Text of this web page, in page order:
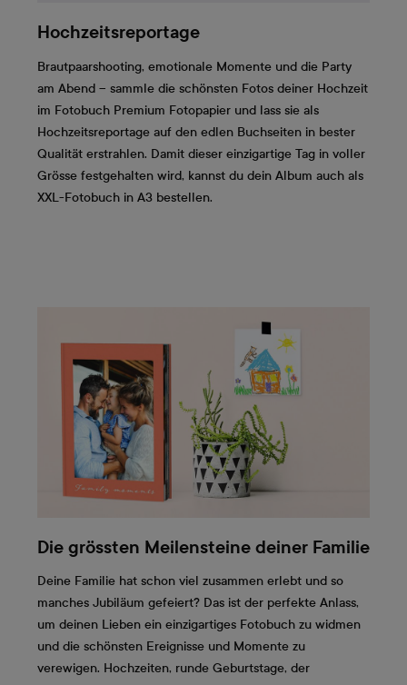
Hochzeitsreportage
Brautpaarshooting, emotionale Momente und die Party
am Abend – sammle die schönsten Fotos deiner Hochzeit
im Fotobuch Premium Fotopapier und lass sie als
Hochzeitsreportage auf den edlen Buchseiten in bester
Qualität erstrahlen. Damit dieser einzigartige Tag in voller
Grösse festgehalten wird, kannst du dein Album auch als
XXL-Fotobuch in A3 bestellen.
Die grössten Meilensteine deiner Familie
Deine Familie hat schon viel zusammen erlebt und so
manches Jubiläum gefeiert? Das ist der perfekte Anlass,
um deinen Lieben ein einzigartiges Fotobuch zu widmen
und die schönsten Ereignisse und Momente zu
verewigen. Hochzeiten, runde Geburtstage, der